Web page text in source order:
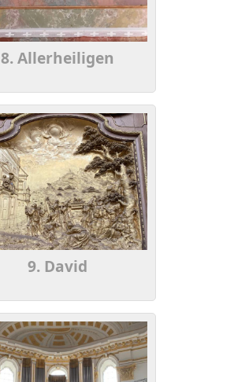
8. Allerheiligen
9. David